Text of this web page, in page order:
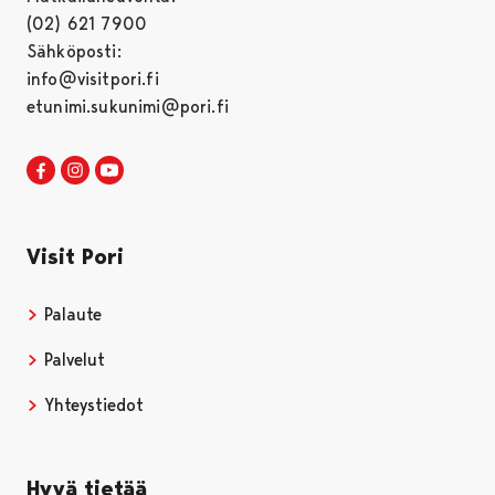
(02) 621 7900
Sähköposti:
info@visitpori.fi
etunimi.sukunimi@pori.fi
Visit Pori Facebookissa
Avautuu uudessa välilehdessä
Visit Pori Instagrammissa
Avautuu uudessa välilehdessä
Visit Pori
Palaute
Palvelut
Yhteystiedot
Hyvä tietää